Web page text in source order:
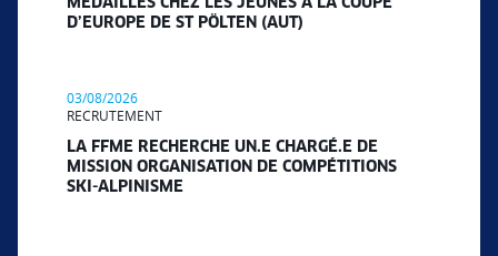
D’EUROPE DE ST PÖLTEN (AUT)
03/08/2026
RECRUTEMENT
LA FFME RECHERCHE UN.E CHARGÉ.E DE
MISSION ORGANISATION DE COMPÉTITIONS
SKI-ALPINISME